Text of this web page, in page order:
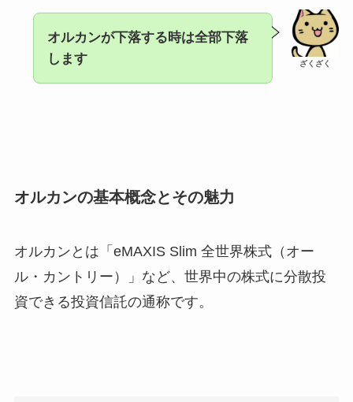
ざくざく
オルカンが下落する時は全部下落
します
オルカンの基本概念とその魅力
オルカンとは「eMAXIS Slim 全世界株式（オー
ル・カントリー）」など、世界中の株式に分散投
資できる投資信託の通称です。